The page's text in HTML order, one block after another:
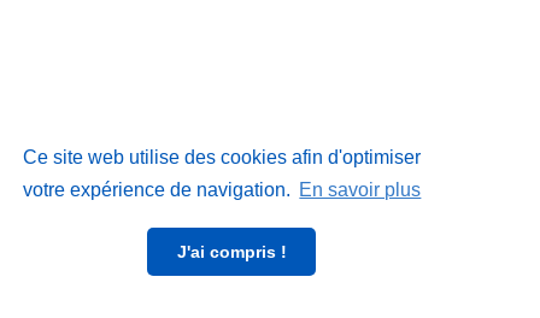
Ce site web utilise des cookies afin d'optimiser
votre expérience de navigation. En savoir plus
J'ai compris !